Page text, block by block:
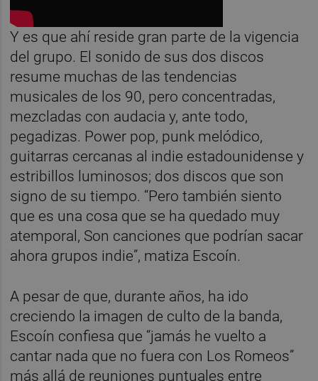
Y es que ahí reside gran parte de la vigencia
del grupo. El sonido de sus dos discos
resume muchas de las tendencias
musicales de los 90, pero concentradas,
mezcladas con audacia y, ante todo,
pegadizas. Power pop, punk melódico,
guitarras cercanas al indie estadounidense y
estribillos luminosos; dos discos que son
signo de su tiempo. “Pero también siento
que es una cosa que se ha quedado muy
atemporal, Son canciones que podrían sacar
ahora grupos indie”, matiza Escoín.
A pesar de que, durante años, ha ido
creciendo la imagen de culto de la banda,
Escoín confiesa que “jamás he vuelto a
cantar nada que no fuera con Los Romeos”
más allá de reuniones puntuales entre